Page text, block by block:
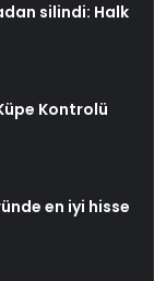
silindi: Halk
Kontrolü
en iyi hisse